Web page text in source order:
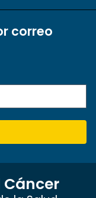
correo